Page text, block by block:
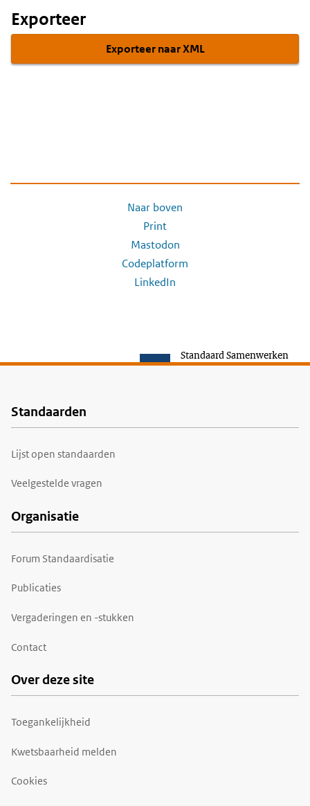
Exporteer
Exporteer naar XML
Naar boven
Print
Mastodon
Codeplatform
LinkedIn
Standaard Samenwerken
Voet
Standaarden
Lijst open standaarden
Veelgestelde vragen
Organisatie
Forum Standaardisatie
Publicaties
Vergaderingen en -stukken
Contact
Over deze site
Toegankelijkheid
Kwetsbaarheid melden
Cookies